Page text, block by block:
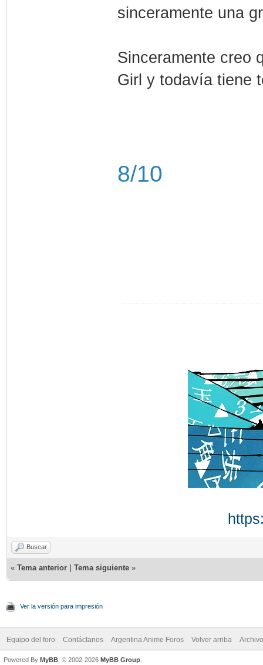
sinceramente una
Sinceramente creo
Girl y todavía tiene
8/10
Buscar
« Tema anterior Tema siguiente »
Ver la versión para impresión
Equipo del foro Contáctanos Argentina Anime Foros Volver arriba
Powered By MyBB , © 2002-2026 MyBB Group